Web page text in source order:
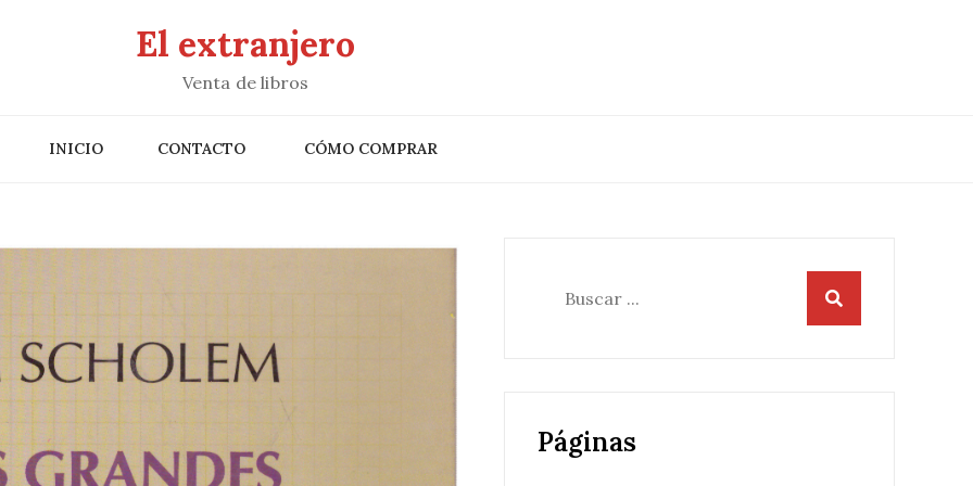
El extranjero
Venta de libros
INICIO CONTACTO CÓMO COMPRAR
Páginas